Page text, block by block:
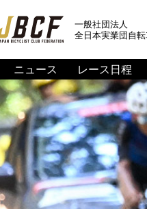
一般社団法人
全日本実業団自
ニュース レース日程